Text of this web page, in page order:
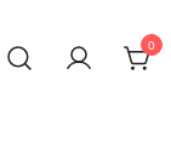
0